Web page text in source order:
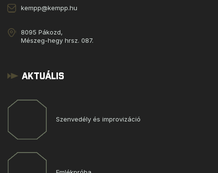
kempp@kempp.hu
8095 Pákozd,
Mészeg-hegy hrsz. 087.
Aktuális
Szenvedély és improvizáció